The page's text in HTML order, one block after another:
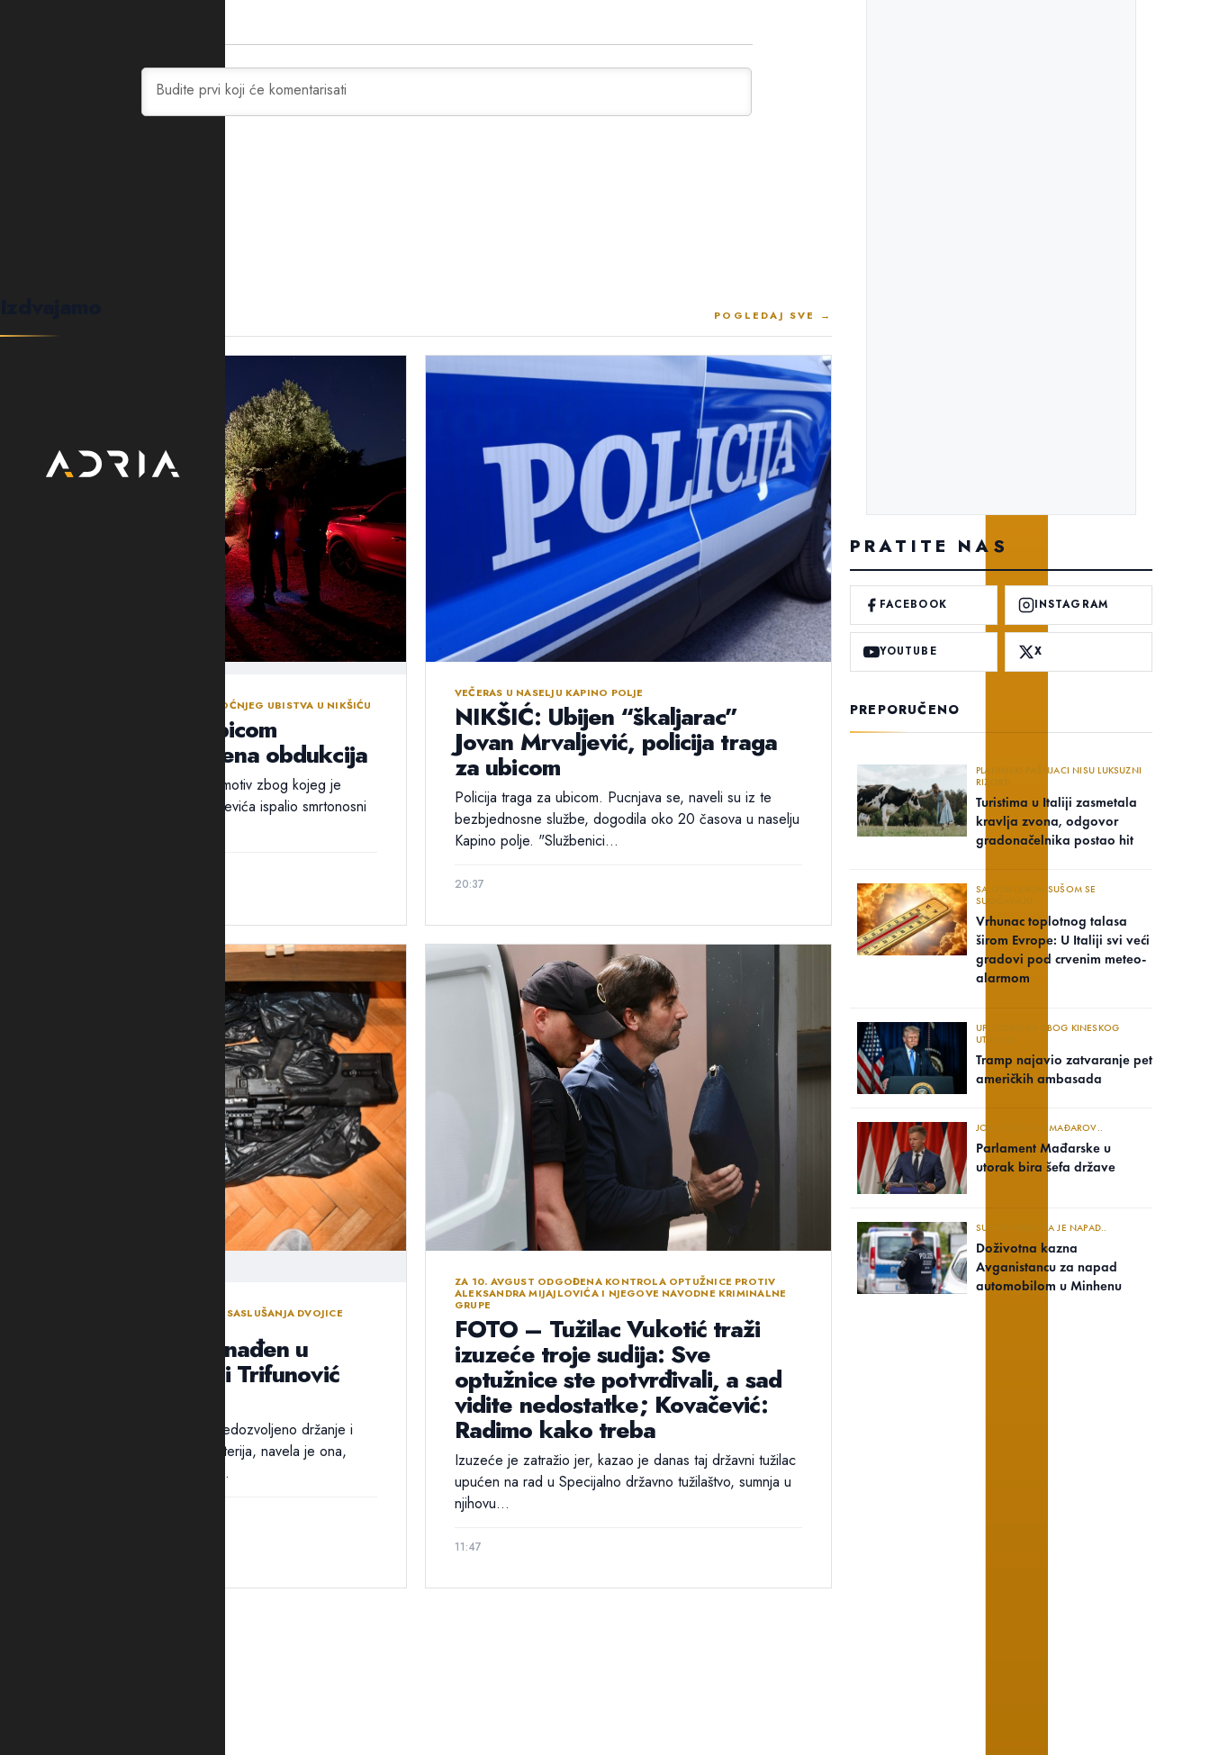
POGLEDAJ SVE →
NASTAVLJENA ISTRAGA NAKON SINOĆNJEG UBISTVA U NIKŠIĆU
Policija traga za ubicom
Mrvaljevića, naložena obdukcija
Ni nakon 18 sati nije utvrđen ni motiv zbog kojeg je
ubica, navodno, u potiljak Mrvaljevića ispalio smrtonosni
VEČERAS U NASELJU KAPINO POLJE
NIKŠIĆ: Ubijen “škaljarac”
Jovan Mrvaljević, policija traga
za ubicom
Policija traga za ubicom. Pucnjava se, naveli su iz te
bezbjednosne službe, dogodila oko 20 časova u naselju
Kapino polje. "Službenici...
20:37
ODLUKA SUDIJE ZA ISTRAGU NAKON SASLUŠANJA DVOJICE
Arsenal oružja pronađen u
“štekovima”: Suić i Trifunović
Pritvor dvojici osumnjičenih za nedozvoljeno držanje i
nošenje oružja i eksplozivnih materija, navela je ona,
određen je zbog opasnosti od...
ZA 10. AVGUST ODGOĐENA KONTROLA OPTUŽNICE PROTIV
ALEKSANDRA MIJAJLOVIĆA I NJEGOVE NAVODNE KRIMINALNE
GRUPE
FOTO – Tužilac Vukotić traži
izuzeće troje sudija: Sve
optužnice ste potvrđivali, a sad
vidite nedostatke; Kovačević:
Radimo kako treba
Izuzeće je zatražio jer, kazao je danas taj državni tužilac
upućen na rad u Specijalno državno tužilaštvo, sumnja u
njihovu...
11:47
PRATITE NAS
FACEBOOK INSTAGRAM
YOUTUBE X
PREPORUČENO
PLANINSKI PAŠNJACI NISU LUKSUZNI
RIZORTI
Turistima u Italiji zasmetala
kravlja zvona, odgovor
gradonačelnika postao hit
SA OZBILJNOM SUŠOM SE
SUOČAVAJU..
Vrhunac toplotnog talasa
širom Evrope: U Italiji svi veći
gradovi pod crvenim meteo-
alarmom
UPOZORENJA ZBOG KINESKOG
UTICAJA
Tramp najavio zatvaranje pet
američkih ambasada
JOŠ SE NE ZNA MAĐAROV..
Parlament Mađarske u
utorak bira šefa države
SUD UTVRDIO DA JE NAPAD..
Doživotna kazna
Avganistancu za napad
automobilom u Minhenu